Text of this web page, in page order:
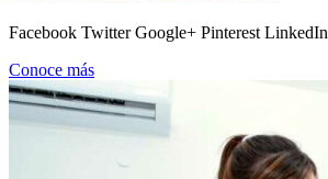
Facebook Twitter Google+ Pinterest LinkedIn
Conoce más